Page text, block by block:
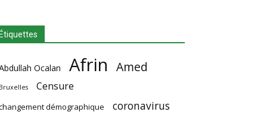
Ocalan Afrin Amed
Censure
démographique coronavirus